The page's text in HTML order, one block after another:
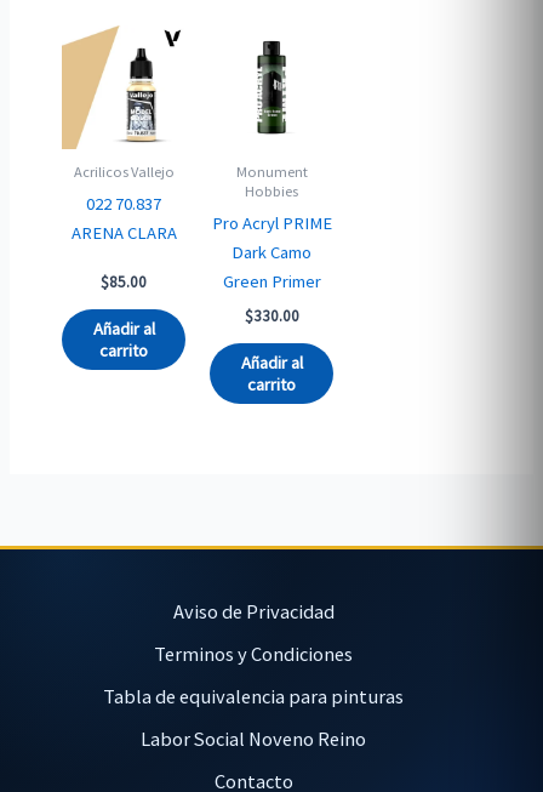
Acrilicos Vallejo
022 70.837
ARENA CLARA
$85.00
Añadir al
carrito
Monument
Hobbies
Pro Acryl PRIME
Dark Camo
Green Primer
$330.00
Añadir al
carrito
Aviso de Privacidad
Terminos y Condiciones
Tabla de equivalencia para pinturas
Labor Social Noveno Reino
Contacto